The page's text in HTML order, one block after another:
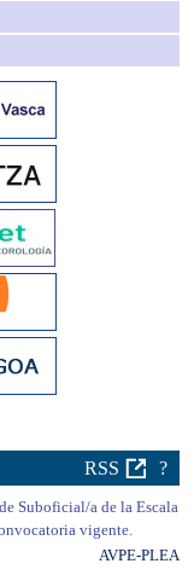
RSS ?
Suboficial/a de la Escala
vigente.
AVPE-PLEA